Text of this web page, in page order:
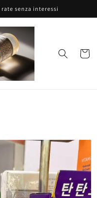
senza interessi
Carrello